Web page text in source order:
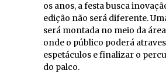
os anos, a festa busca
edição não será diferente.
será montada no meio da
onde o público poderá
espetáculos e finalizar o
do palco.